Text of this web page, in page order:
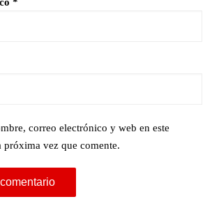
correo electrónico y web en este
próxima vez que comente.